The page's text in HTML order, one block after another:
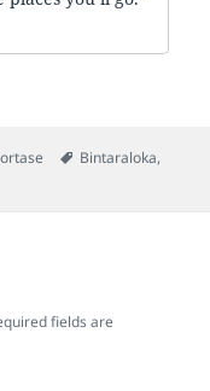
Tags
Bintaraloka,
fields are